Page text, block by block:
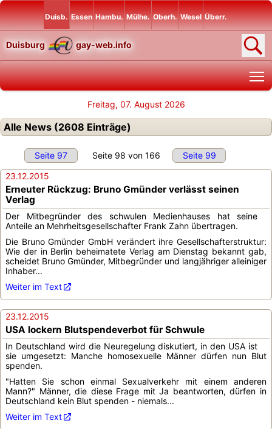
Duisb. Essen Hambu. Mülhe. Oberh. Wesel Überr.
Duisburg gay-web.info
Freitag, 07. August 2026
Alle News (2608 Einträge)
Seite 97 Seite 98 von 166
Seite 99
23.12.2015
Erneuter Rückzug: Bruno Gmünder verlässt seinen
Verlag
Der Mitbegründer des schwulen Medienhauses hat seine
Anteile an Mehrheitsgesellschafter Frank Zahn übertragen.
Die Bruno Gmünder GmbH verändert ihre Gesellschafterstruktur:
Wie der in Berlin beheimatete Verlag am Dienstag bekannt gab,
scheidet Bruno Gmünder, Mitbegründer und langjähriger alleiniger
Inhaber...
Weiter im Text
23.12.2015
USA lockern Blutspendeverbot für Schwule
In Deutschland wird die Neuregelung diskutiert, in den USA ist
sie umgesetzt: Manche homosexuelle Männer dürfen nun Blut
spenden.
"Hatten Sie schon einmal Sexualverkehr mit einem anderen
Mann?" Männer, die diese Frage mit Ja beantworten, dürfen in
Deutschland kein Blut spenden - niemals...
Weiter im Text